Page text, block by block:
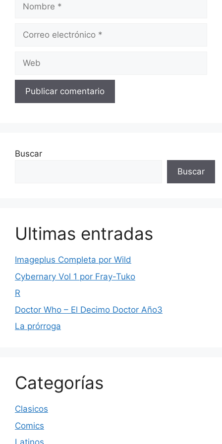
Correo
Web
Buscar
Buscar
Ultimas entradas
Imageplus Completa por Wild
Cybernary Vol 1 por Fray-Tuko
R
Doctor Who – El Decimo Doctor Año3
La prórroga
Categorías
Clasicos
Comics